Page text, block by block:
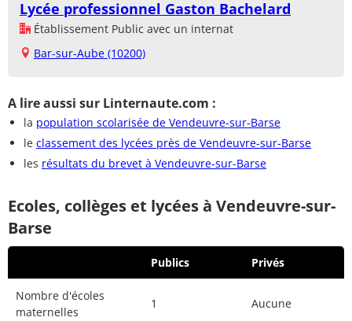
Lycée professionnel Gaston Bachelard
Établissement Public avec un internat
Bar-sur-Aube (10200)
A lire aussi sur Linternaute.com :
la population scolarisée de Vendeuvre-sur-Barse
le classement des lycées près de Vendeuvre-sur-Barse
les résultats du brevet à Vendeuvre-sur-Barse
Ecoles, collèges et lycées à Vendeuvre-sur-
Barse
Publics Privés
Nombre d'écoles
maternelles
1 Aucune